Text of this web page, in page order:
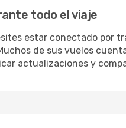
todo el viaje
estar conectado por
de sus vuelos
actualizaciones y